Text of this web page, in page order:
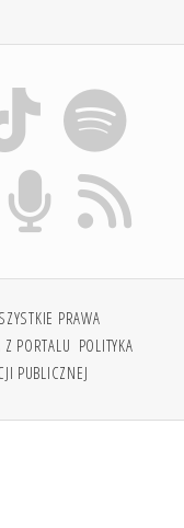
PRAWA
PORTALU POLITYKA
PUBLICZNEJ